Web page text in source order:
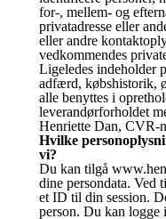
for-, mellem- og
privatadresse eller
eller andre
vedkommendes
Ligeledes indeholder
adfærd, købshistorik,
alle benyttes i
leverandørforholdet
Henriette Dan, CVR-
Hvilke
vi?
Du kan tilgå
dine persondata. Ved
et ID til din session.
person. Du kan logge